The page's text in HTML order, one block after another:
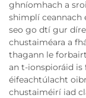
ghníomhach a
shimplí ceannach
seo go dtí gur
chustaiméara a
thagann le
an t-ionspioráid is
éifeachtúlacht
chustaiméirí iad